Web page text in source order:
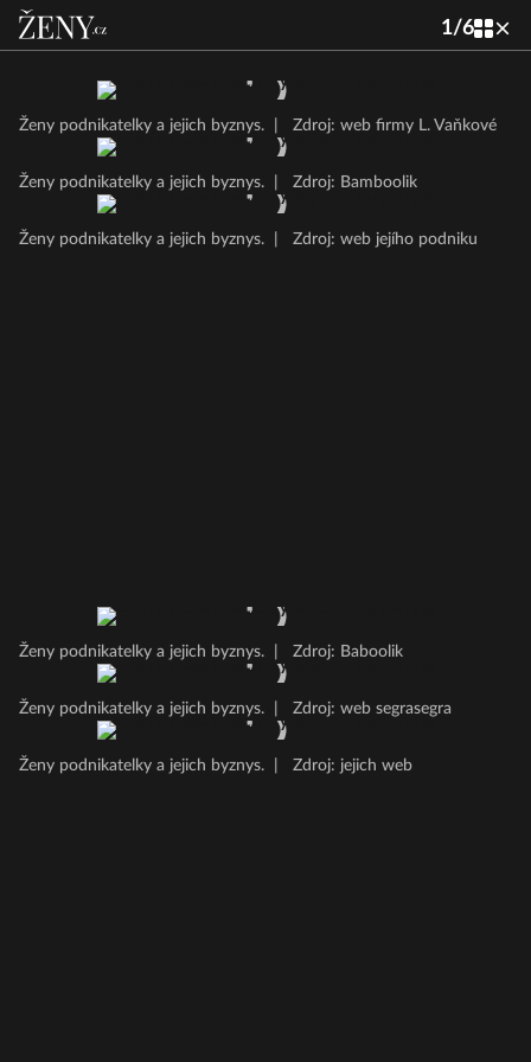
1/6
Ženy podnikatelky a jejich byznys. Zdroj: web firmy L. Vaňkové
Ženy podnikatelky a jejich byznys. Zdroj: Bamboolik
Ženy podnikatelky a jejich byznys. Zdroj: web jejího podniku
Ženy podnikatelky a jejich byznys. Zdroj: Baboolik
Ženy podnikatelky a jejich byznys. Zdroj: web segrasegra
Ženy podnikatelky a jejich byznys. Zdroj: jejich web